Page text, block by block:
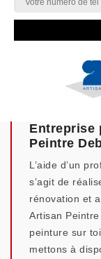
Entreprise
Peintre
L’aide d’un
s’agit de
rénovation et
Artisan
peinture sur
mettons à